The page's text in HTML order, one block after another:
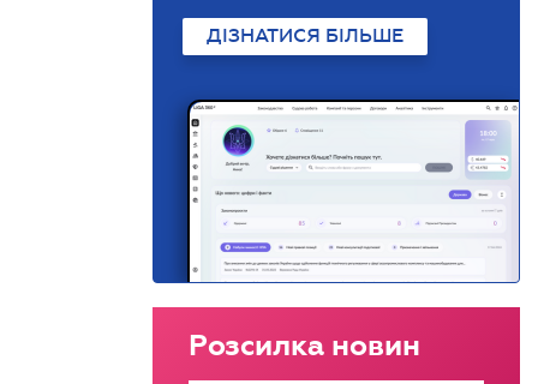
ДІЗНАТИСЯ БІЛЬШЕ
Розсилка новин